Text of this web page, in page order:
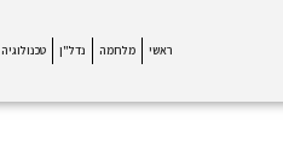
ראשי מלחמה נדל"ן טכנולוגיה